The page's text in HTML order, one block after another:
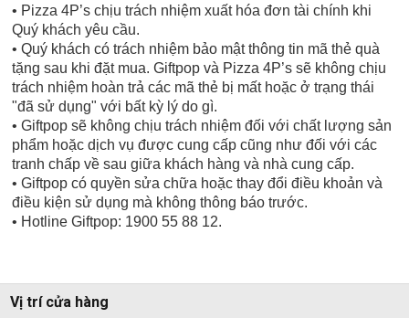
• Pizza 4P’s chịu trách nhiệm xuất hóa đơn tài chính khi
Quý khách yêu cầu.
• Quý khách có trách nhiệm bảo mật thông tin mã thẻ quà
tặng sau khi đặt mua. Giftpop và Pizza 4P’s sẽ không chịu
trách nhiệm hoàn trả các mã thẻ bị mất hoặc ở trạng thái
"đã sử dụng" với bất kỳ lý do gì.
• Giftpop sẽ không chịu trách nhiệm đối với chất lượng sản
phẩm hoặc dịch vụ được cung cấp cũng như đối với các
tranh chấp về sau giữa khách hàng và nhà cung cấp.
• Giftpop có quyền sửa chữa hoặc thay đổi điều khoản và
điều kiện sử dụng mà không thông báo trước.
• Hotline Giftpop: 1900 55 88 12.
Vị trí cửa hàng